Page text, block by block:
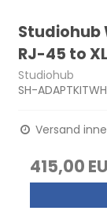
Studiohub
RJ-45 to
Studiohub
SH-ADAPTKITWH
Versand
415,00